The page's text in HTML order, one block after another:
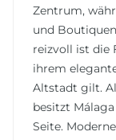
Zentrum,
und
reizvoll ist die
ihrem
Altstadt gilt.
besitzt
Seite.